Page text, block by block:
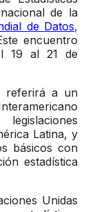
de la
de Datos,
encuentro
19 al 21 de
referirá a un
Latina, y
básicos con
estadística
Unidas